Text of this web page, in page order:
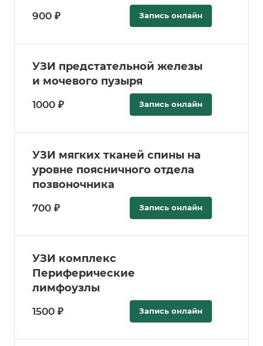
900 ₽ Запись онлайн
УЗИ предстательной железы
и мочевого пузыря
1000 ₽ Запись онлайн
УЗИ мягких тканей спины на
уровне поясничного отдела
позвоночника
700 ₽ Запись онлайн
УЗИ комплекс
Периферические
лимфоузлы
1500 ₽ Запись онлайн